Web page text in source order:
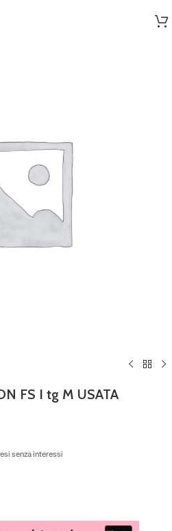
FS I tg M USATA
senza interessi